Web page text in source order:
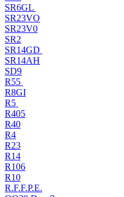
SR6GL
SR23VO
SR23V0
SR2
SR14GD
SR14AH
SD9
R55
R8GI
R5
R405
R40
R4
R23
R14
R106
R10
R.F.F.P.E.